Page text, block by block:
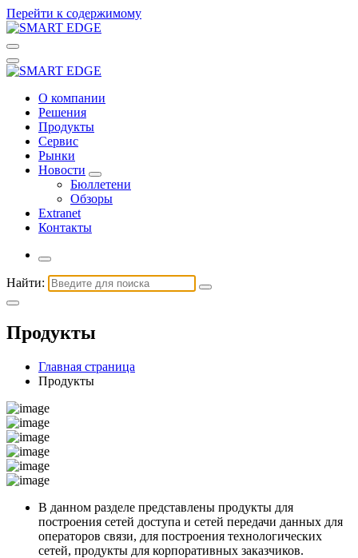
Перейти к содержимому
О компании
Решения
Продукты
Сервис
Рынки
Новости
Бюллетени
Обзоры
Extranet
Контакты
Найти:
Продукты
Главная страница
Продукты
В данном разделе представлены продукты для
построения сетей доступа и сетей передачи данных для
операторов связи, для построения технологических
сетей, продукты для корпоративных заказчиков.